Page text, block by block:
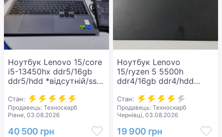
Ноутбук Lenovo 15/core
i5-13450hx ddr5/16gb
ddr5/hdd *відсутній/ssd
6gb
Стан:
Продавець: Техноскарб
Рівне, 03.08.2026
40 500 грн
Ноутбук Lenovo
15/ryzen 5 5500h
ddr4/16gb ddr4/hdd
gb/geforce rtx2050 4gb
Стан:
Продавець: Техноскарб
Чернівці, 03.08.2026
19 900 грн